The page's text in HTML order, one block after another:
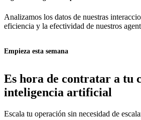
Analizamos los datos de nuestras
eficiencia y la efectividad de nuestros
Empieza esta semana
Es hora de contratar a tu
inteligencia artificial
Escala tu operación sin necesidad de